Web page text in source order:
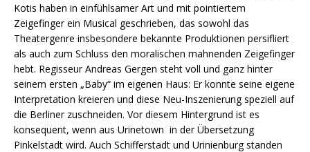
Kotis haben in einfühlsamer Art und mit pointiertem
Zeigefinger ein Musical geschrieben, das sowohl das
Theatergenre insbesondere bekannte Produktionen persifliert
als auch zum Schluss den moralischen mahnenden Zeigefinger
hebt. Regisseur Andreas Gergen steht voll und ganz hinter
seinem ersten „Baby“ im eigenen Haus: Er konnte seine eigene
Interpretation kreieren und diese Neu-Inszenierung speziell auf
die Berliner zuschneiden. Vor diesem Hintergrund ist es
konsequent, wenn aus Urinetown in der Übersetzung
Pinkelstadt wird. Auch Schifferstadt und Urinienburg standen